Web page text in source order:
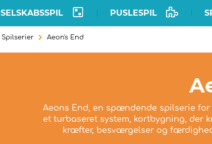
SELSKABSSPIL PUSLESPIL
Spilserier Aeon's End
Aeons End, en spændende spilserie
et turbaseret system, kortbygning,
kræfter, besværgelser og